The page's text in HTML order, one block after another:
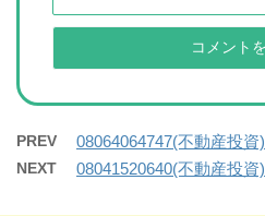
PREV 08064064747(不動産投資)
NEXT 08041520640(不動産投資)